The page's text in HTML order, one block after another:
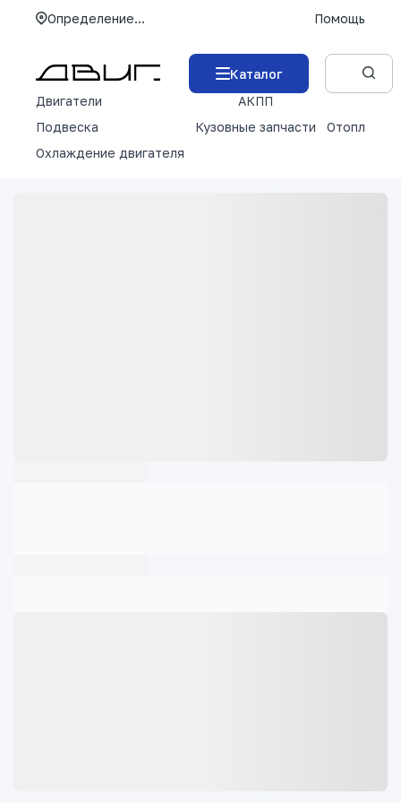
Определение... Помощь
Каталог
Двигатели
АКПП
Подвеска
Кузовные запчасти
Отопление
Охлаждение двигателя